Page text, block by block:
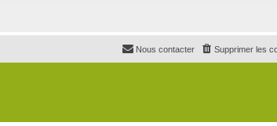
Supprimer les
Nous contacter